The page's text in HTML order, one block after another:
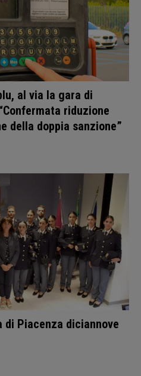
al via la gara di
riduzione
della doppia sanzione”
Piacenza diciannove